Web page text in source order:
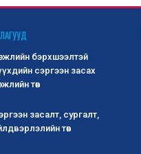
бэрхшээлтэй
сэргээн засах
төв
засалт, сургалт,
төв